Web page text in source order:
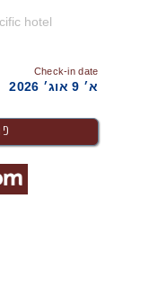
Check-in date
א׳ 9 אוג׳ 2026